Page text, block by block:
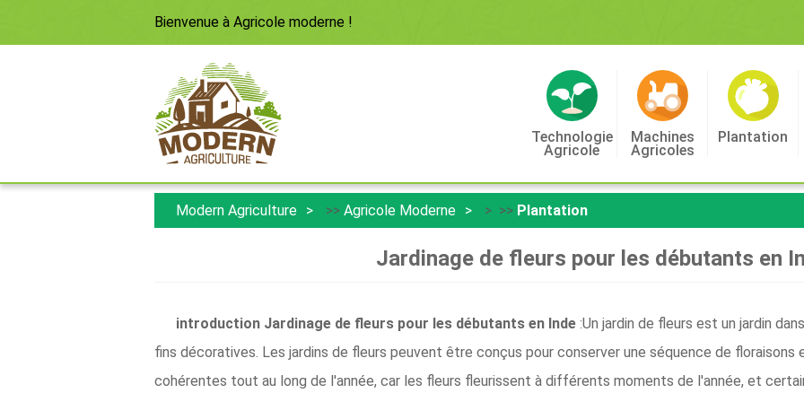
Bienvenue à Agricole moderne !
Technologie
Agricole
Machines
Agricoles
Plantation
Modern Agriculture >> Agricole Moderne > >> Plantation
Jardinage de fleurs pour les débutants en
introduction Jardinage de fleurs pour les débutants en Inde :Un jardin de fleurs est un jardin
fins décoratives. Les jardins de fleurs peuvent être conçus pour conserver une séquence de
cohérentes tout au long de l'année, car les fleurs fleurissent à différents moments de l'année, et